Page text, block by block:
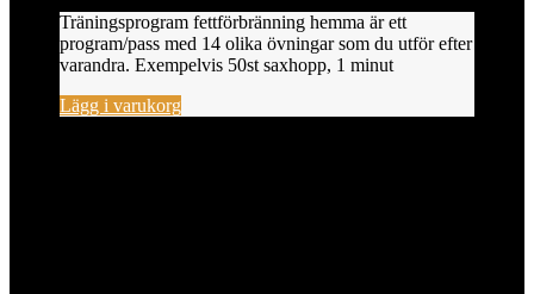
Träningsprogram fettförbränning hemma är ett
program/pass med 14 olika övningar som du utför efter
varandra. Exempelvis 50st saxhopp, 1 minut